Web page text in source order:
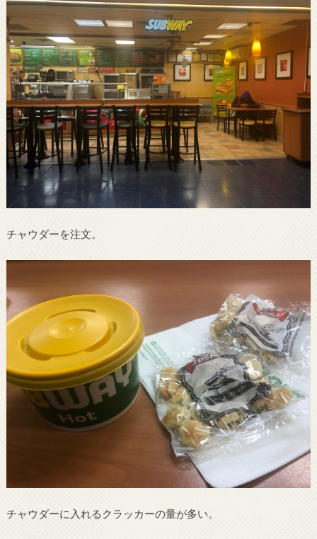
チャウダーを注文。
チャウダーに入れるクラッカーの量が多い。